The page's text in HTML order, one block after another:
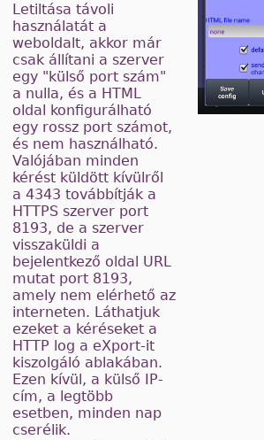
Letiltása távoli
használatát a
weboldalt, akkor már
csak állítani a szerver
egy "külső port szám"
a nulla, és a HTML
oldal konfigurálható
egy rossz port számot,
és nem használható.
Valójában minden
kérést küldött kívülről
a 4343 továbbítják a
HTTPS szerver port
8193, de a szerver
visszaküldi a
bejelentkező oldal URL
mutat port 8193,
amely nem elérhető az
interneten. Láthatjuk
ezeket a kéréseket a
HTTP log a eXport-it
kiszolgáló ablakában.
Ezen kívül, a külső IP-
cím, a legtöbb
esetben, minden nap
cserélik.